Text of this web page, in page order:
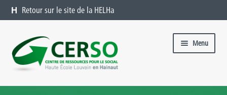
Retour sur le site de la HELHa
Aller à la navigation
Aller au contenu Menu
Formations catalogue